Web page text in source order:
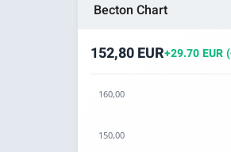
Becton Chart
152,80 EUR+29.70 EUR
150,00
160,00